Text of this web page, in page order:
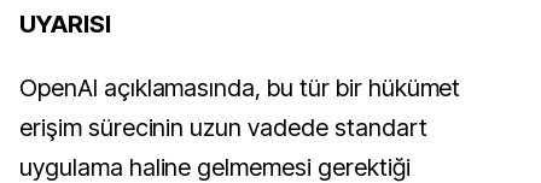
UYARISI
OpenAI açıklamasında, bu tür bir hükümet
erişim sürecinin uzun vadede standart
uygulama haline gelmemesi gerektiği